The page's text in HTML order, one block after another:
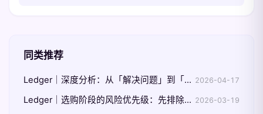
同类推荐
Ledger｜深度分析：从「解决问题」到「设计不易出错的流程」 2026-04-17
Ledger｜选购阶段的风险优先级：先排除高风险再做细节比较 2026-03-19